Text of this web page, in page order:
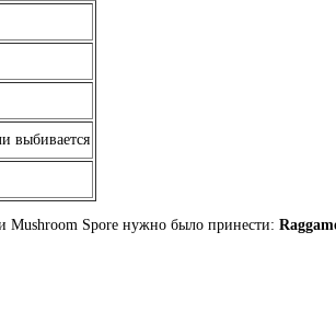
выбивается
Mushroom Spore нужно было принести: